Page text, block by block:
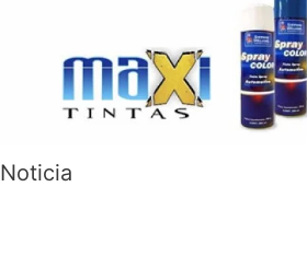
Noticia